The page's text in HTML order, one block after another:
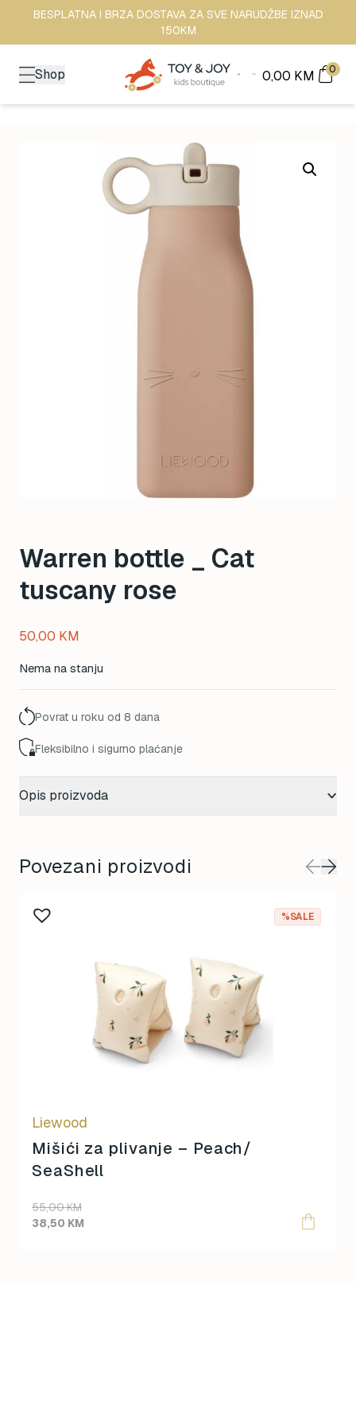
BESPLATNA I BRZA DOSTAVA ZA SVE NARUDŽBE IZNAD
150KM
Shop 0,00 KM 0
Warren bottle _ Cat
tuscany rose
50,00 KM
Nema na stanju
Povrat u roku od 8 dana
Fleksibilno i sigurno plaćanje
Opis proizvoda
Povezani proizvodi
%SALE
Liewood
Mišići za plivanje – Peach/
SeaShell
55,00KM
38,50 KM
This
the
product
page